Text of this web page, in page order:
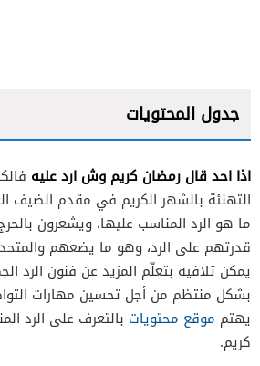
جدول المحتويات
اذا احد قال رمضان كريم وش اردعليه
التهنئة بالشهر الكريم في مقدم الضيف
ما هو الرد المناسب عليها، ويشعرون
قدرتهم على الرد، وهو ما يضعهم
يمكن تلافيه بتعلّم المزيد عن فنون الرد
بشكل منتظم من أجل تحسين مهارات
يهتم موقع محتويات بالتعرف على الرد
كريم.